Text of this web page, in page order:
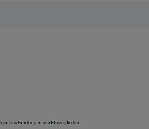
das Eindringen von Flüssigkeiten.